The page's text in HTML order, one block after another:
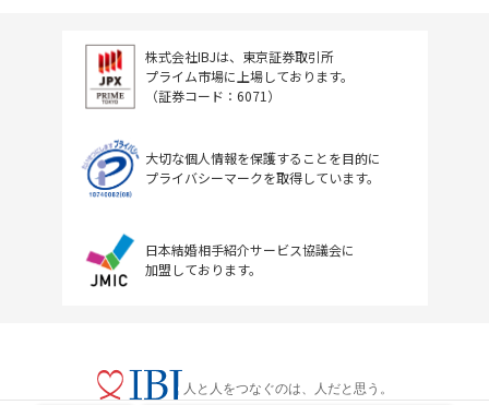
株式会社IBJは、東京証券取引所
プライム市場に上場しております。
（証券コード：6071）
大切な個人情報を保護することを目的に
プライバシーマークを取得しています。
日本結婚相手紹介サービス協議会に
加盟しております。
人と人をつなぐのは、人だと思う。